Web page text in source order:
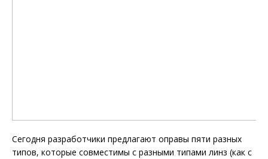
Сегодня разработчики предлагают оправы пяти разных
типов, которые совместимы с разными типами линз (как с